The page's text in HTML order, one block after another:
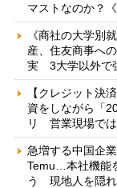
マストなのか？
《商社の大学別
産、住友商事へ
実 3大学以外で
【クレジット決
資をしながら「
リ 営業現場では
急増する中国企
Temu…本社機能
う 現地人を隠れ